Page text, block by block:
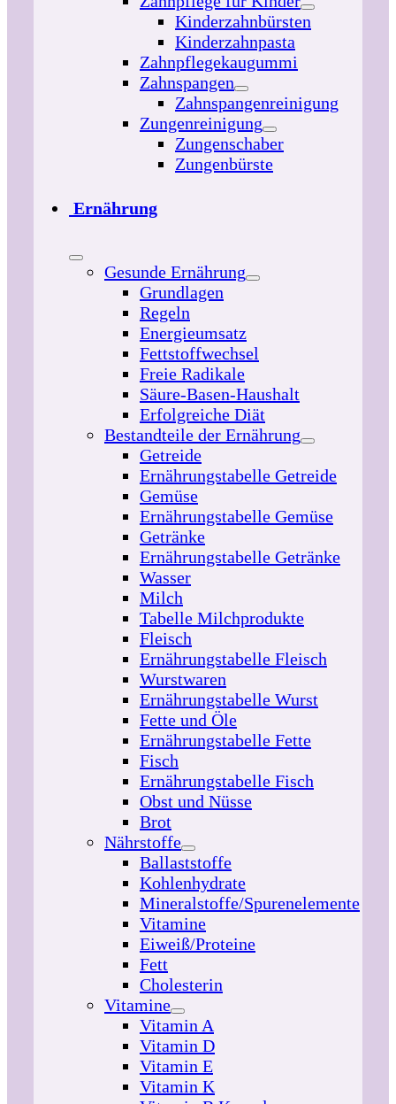
Kinderzahnbürsten
Kinderzahnpasta
Zahnpflegekaugummi
Zahnspangen
Zahnspangenreinigung
Zungenreinigung
Zungenschaber
Zungenbürste
Ernährung
Gesunde Ernährung
Grundlagen
Regeln
Energieumsatz
Fettstoffwechsel
Freie Radikale
Säure-Basen-Haushalt
Erfolgreiche Diät
Bestandteile der Ernährung
Getreide
Ernährungstabelle Getreide
Gemüse
Ernährungstabelle Gemüse
Getränke
Ernährungstabelle Getränke
Wasser
Milch
Tabelle Milchprodukte
Fleisch
Ernährungstabelle Fleisch
Wurstwaren
Ernährungstabelle Wurst
Fette und Öle
Ernährungstabelle Fette
Fisch
Ernährungstabelle Fisch
Obst und Nüsse
Brot
Nährstoffe
Ballaststoffe
Kohlenhydrate
Mineralstoffe/Spurenelemente
Vitamine
Eiweiß/Proteine
Fett
Cholesterin
Vitamine
Vitamin A
Vitamin D
Vitamin E
Vitamin K